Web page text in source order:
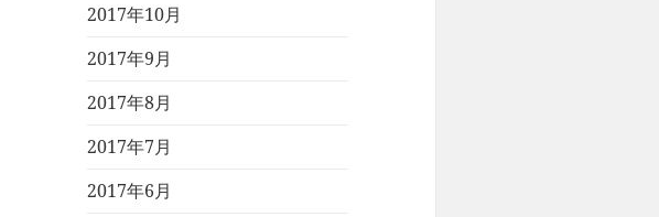
2017年10月
2017年9月
2017年8月
2017年7月
2017年6月